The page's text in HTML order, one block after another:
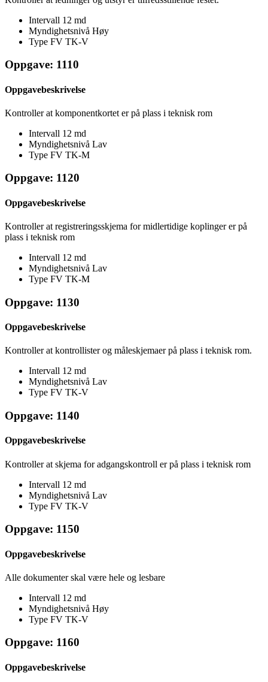
Intervall 12 md
Myndighetsnivå Høy
Type FV TK-V
Oppgave: 1110
Oppgavebeskrivelse
Kontroller at komponentkortet er på plass i teknisk rom
Intervall 12 md
Myndighetsnivå Lav
Type FV TK-M
Oppgave: 1120
Oppgavebeskrivelse
Kontroller at registreringsskjema for midlertidige koplinger er på
plass i teknisk rom
Intervall 12 md
Myndighetsnivå Lav
Type FV TK-M
Oppgave: 1130
Oppgavebeskrivelse
Kontroller at kontrollister og måleskjemaer på plass i teknisk rom.
Intervall 12 md
Myndighetsnivå Lav
Type FV TK-V
Oppgave: 1140
Oppgavebeskrivelse
Kontroller at skjema for adgangskontroll er på plass i teknisk rom
Intervall 12 md
Myndighetsnivå Lav
Type FV TK-V
Oppgave: 1150
Oppgavebeskrivelse
Alle dokumenter skal være hele og lesbare
Intervall 12 md
Myndighetsnivå Høy
Type FV TK-V
Oppgave: 1160
Oppgavebeskrivelse